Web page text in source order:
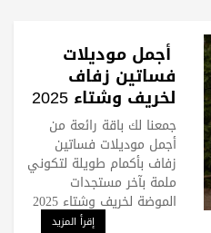
أجمل موديلات
فساتين زفاف
لخريف وشتاء 2025
جمعنا لك باقة رائعة من
أجمل موديلات فساتين
زفاف بأكمام طويلة لتكوني
ملمة بآخر مستجدات
الموضة لخريف وشتاء 2025
إقرأ المزيد